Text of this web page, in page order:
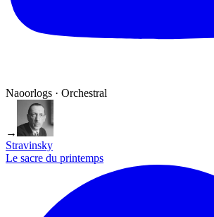
Naoorlogs · Orchestral
→
Stravinsky
Le sacre du printemps